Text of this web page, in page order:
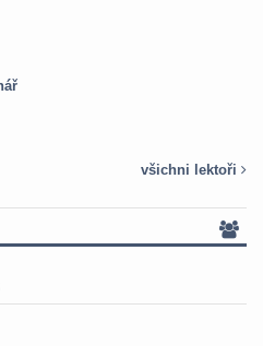
všichni lektoři